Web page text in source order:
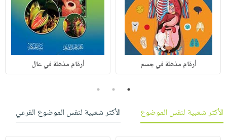
أرقام مذهلة في جسم أرقام مذهلة في عال
1
2
3
الأكثر شعبية لنفس الموضوع
الأكثر شعبية لنفس الموضوع الفرعي